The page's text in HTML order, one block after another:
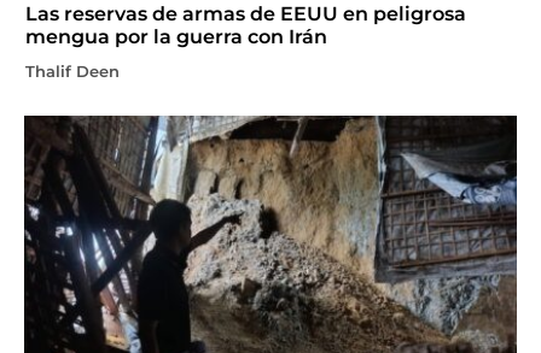
Las reservas de armas de EEUU en peligrosa
mengua por la guerra con Irán
Thalif Deen